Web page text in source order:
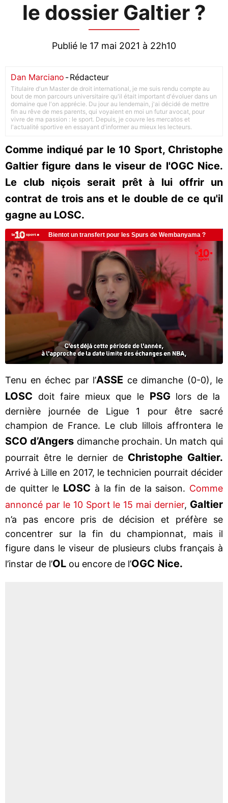
le dossier Galtier ?
Publié le 17 mai 2021 à 22h10
Dan Marciano -Rédacteur
Titulaire d'un Master de droit international, je me suis rendu compte au
bout de mon parcours universitaire qu'il était important d'évoluer dans un
domaine que l'on apprécie. Du jour au lendemain, j'ai décidé de mettre
fin au rêve de mes parents, qui voyaient en moi un futur avocat, pour
vivre de ma passion : le sport. Depuis, je couvre les mercatos et
l'actualité sportive en essayant d'informer au mieux les lecteurs.
Comme indiqué par le 10 Sport, Christophe
Galtier figure dans le viseur de l'OGC Nice.
Le club niçois serait prêt à lui offrir un
contrat de trois ans et le double de ce qu'il
gagne au LOSC.
Tenu en échec par l’ASSE ce dimanche (0-0), le
LOSC doit faire mieux que le PSGlors de la
dernière journée de Ligue 1 pour être sacré
champion de France. Le club lillois affrontera le
SCO d’Angers dimanche prochain. Un match qui
pourrait être le dernier de Christophe Galtier.
Arrivé à Lille en 2017, le technicien pourrait décider
de quitter le LOSC à la fin de la saison. Comme
annoncé par le 10 Sport le 15 mai dernier, Galtier
n’a pas encore pris de décision et préfère se
concentrer sur la fin du championnat, mais il
figure dans le viseur de plusieurs clubs français à
l’instar de l’OL ou encore de l’OGC Nice.